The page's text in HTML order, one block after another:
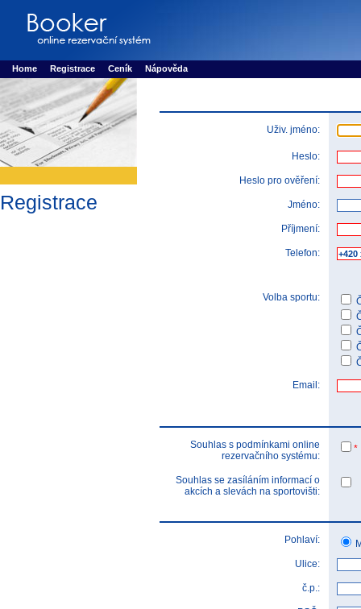
Rezervujse - Port�l pro online rezervace sportu
Home Registrace Ceník Nápověda
Registrace
Uživ. jméno:
Heslo:
Heslo pro ověření:
Jméno:
Příjmení:
Telefon:
Volba sportu:
Email:
Souhlas s podmínkami online
rezervačního systému:
*
Souhlas se zasíláním informací o
akcích a slevách na sportovišti:
Pohlaví:
Ulice:
č.p.: